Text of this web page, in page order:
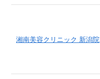
湘南美容クリニック 新潟院